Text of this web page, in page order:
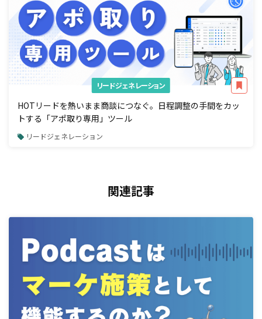
リードジェネレーション
HOTリードを熱いまま商談につなぐ。日程調整の手間をカッ
トする「アポ取り専用」ツール
リードジェネレーション
関連記事